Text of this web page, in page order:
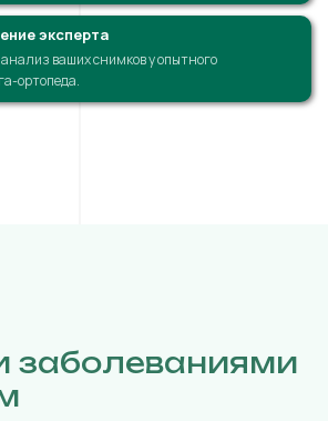
эксперта
ваших снимков у опытного
ортопеда.
заболеваниями